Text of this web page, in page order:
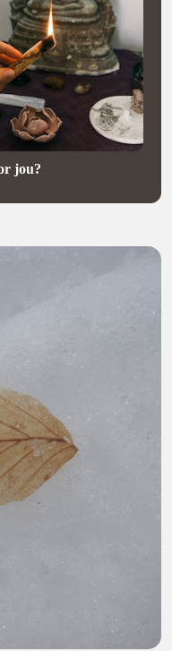
jou?